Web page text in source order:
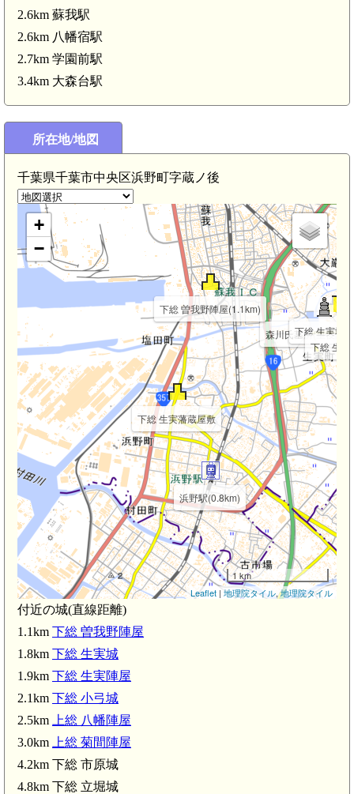
2.6km 蘇我駅
2.6km 八幡宿駅
2.7km 学園前駅
3.4km 大森台駅
所在地/地図
千葉県千葉市中央区浜野町字蔵ノ後
浜野駅(0.8km)
蘇我駅(2.6km)
八幡宿駅(2.6km)
森川氏墓所(重俊院
下総 生実藩蔵屋敷
下総 曽我野陣屋(1.1km)
下総 生実城
下総 生
上総 八幡陣屋(2.5km)
+
−
1 km
Leaflet | 地理院タイル,地理院タイル
付近の城(直線距離)
1.1km 下総 曽我野陣屋
1.8km 下総 生実城
1.9km 下総 生実陣屋
2.1km 下総 小弓城
2.5km
上総 八幡陣屋
3.0km
上総 菊間陣屋
4.2km 下総 市原城
4.8km 下総 立堀城